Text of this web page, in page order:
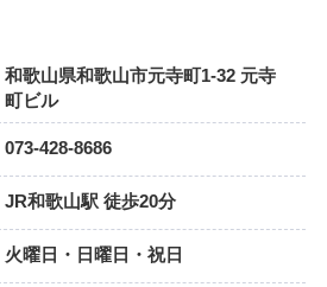
和歌山県和歌山市元寺町1-32 元寺
町ビル
073-428-8686
JR和歌山駅 徒歩20分
火曜日・日曜日・祝日